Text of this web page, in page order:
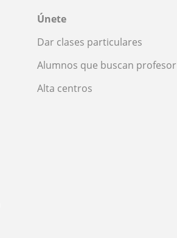
Únete
Dar clases particulares
Alumnos que buscan profesor
Alta centros